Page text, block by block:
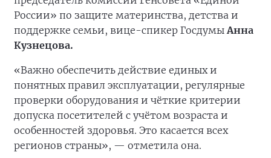
России» по защите материнства, детства и
поддержке семьи, вице-спикер ГосдумыАнна
Кузнецова.
«Важно обеспечить действие единых и
понятных правил эксплуатации, регулярные
проверки оборудования и чёткие критерии
допуска посетителей с учётом возраста и
особенностей здоровья. Это касается всех
регионов страны», — отметила она.